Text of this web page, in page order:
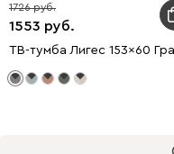
1553
1726
ТВ-тумба Лигес 153x60